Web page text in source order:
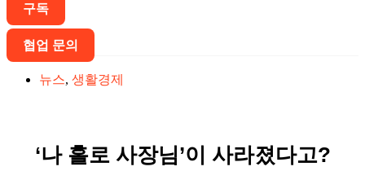
구독
협업 문의
뉴스, 생활경제
‘나 홀로 사장님’이 사라졌다고?